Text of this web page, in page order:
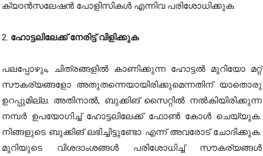
ക്യാൻസലേഷൻ പോളിസികൾ എന്നിവ പരിശോധിക്കുക.
2. ഹോട്ടലിലേക്ക് നേരിട്ട് വിളിക്കുക
പലപ്പോഴും, ചിത്രങ്ങളിൽ കാണിക്കുന്ന ഹോട്ടൽ മുറിയോ മറ്റ്
സൗകര്യങ്ങളോ അതുതന്നെയായിരിക്കുമെന്നതിന് യാതൊരു
ഉറപ്പുമില്ല. അതിനാൽ, ബുക്കിങ് സൈറ്റിൽ നൽകിയിരിക്കുന്ന
നമ്പർ ഉപയോഗിച്ച് ഹോട്ടലിലേക്ക് ഫോൺ കോൾ ചെയ്യുക.
നിങ്ങളുടെ ബുക്കിങ് ലഭിച്ചിട്ടുണ്ടോ എന്ന് അവരോട് ചോദിക്കുക.
മുറിയുടെ വിശദാംശങ്ങൾ പരിശോധിച്ച് സൗകര്യങ്ങൾ